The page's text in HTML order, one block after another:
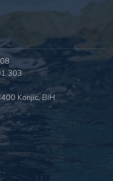
303
Konjic, BiH